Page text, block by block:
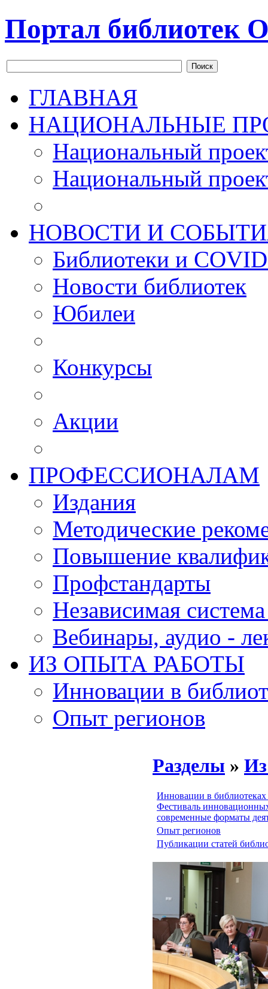
Портал библиотек
Поиск
ГЛАВНАЯ
НАЦИОНАЛЬНЫЕ
Национальный
Национальный
НОВОСТИ И
Библиотеки и
Новости библиотек
Юбилеи
Конкурсы
Акции
ПРОФЕССИОНАЛАМ
Издания
Методические
Повышение
Профстандарты
Независимая
Вебинары, аудио -
ИЗ ОПЫТА РАБОТЫ
Инновации в
Опыт регионов
Разделы »
Инновации в библиотеках
Фестиваль
современные форматы
Опыт регионов
Публикации статей